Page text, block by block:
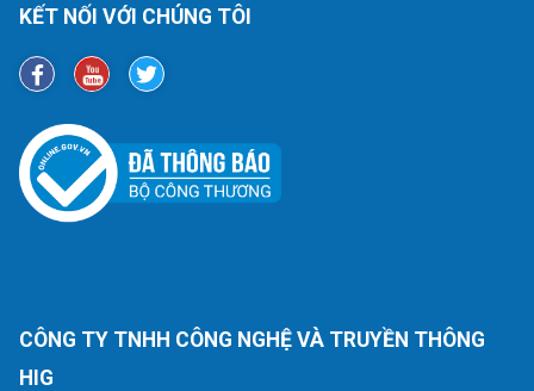
KẾT NỐI VỚI CHÚNG TÔI
CÔNG TY TNHH CÔNG NGHỆ VÀ TRUYỀN THÔNG
HIG